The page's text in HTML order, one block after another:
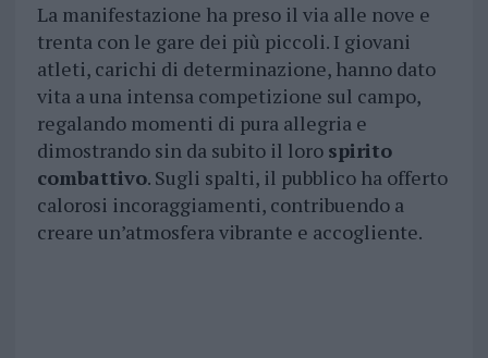
La manifestazione ha preso il via alle nove e
trenta con le gare dei più piccoli. I giovani
atleti, carichi di determinazione, hanno dato
vita a una intensa competizione sul campo,
regalando momenti di pura allegria e
dimostrando sin da subito il loro spirito
combattivo. Sugli spalti, il pubblico ha offerto
calorosi incoraggiamenti, contribuendo a
creare un’atmosfera vibrante e accogliente.